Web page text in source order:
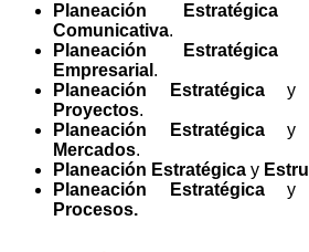
Planeación Estratégica
Comunicativa.
Planeación Estratégica
Empresarial .
Planeación Estratégicay
Proyectos.
Planeación Estratégicay
Mercados.
Planeación Estratégica y
Planeación Estratégicay
Procesos.